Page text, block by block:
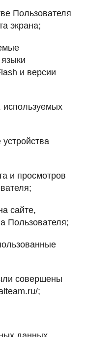
Пользователя
экрана;
и версии
используемых
и просмотров
сайте,
Пользователя;
совершены
;